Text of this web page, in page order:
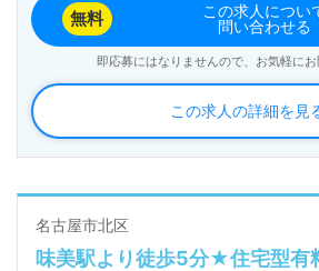
この求人の詳細を見
無料
この求人につい
問い合わせる
即応募にはなりませんので、お気軽に
名古屋市北区
味美駅より徒歩5分★住宅型有